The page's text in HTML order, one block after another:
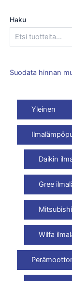
Haku
Suodata hinnan
Yleinen
Daikin
Gree
Wilfa